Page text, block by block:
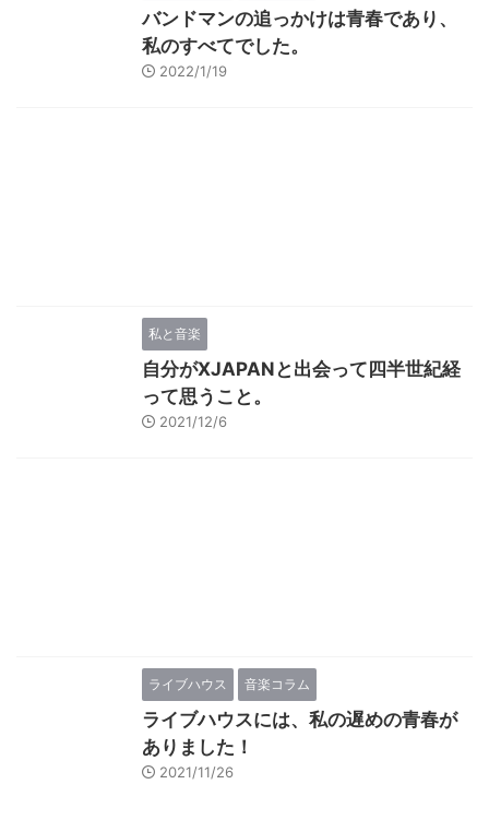
バンドマンの追っかけは青春であり、
私のすべてでした。
2022/1/19
私と音楽
自分がXJAPANと出会って四半世紀経
って思うこと。
2021/12/6
ライブハウス 音楽コラム
ライブハウスには、私の遅めの青春が
ありました！
2021/11/26